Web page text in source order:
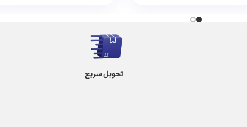
تحویل سریع